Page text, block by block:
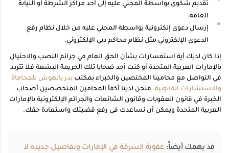
تقديم شكوى بواسطة المجني عليه إلى أحد مراكز الشرطة أو النيابة
العامة.
إرسال دعوى إلكترونية بواسطة المجني عليه من خلال نظام رفع
الدعوى الإلكتروني مثل نظام محاكم دبي الإلكتروني.
إذا كان لديك أية استفسارات بشأن الحق العام في جرائم النصب والاحتيال
بالإمارات العربية المتحدة أو كنت أحد ضحايا تلك الجريمة البشعة فلا تتردد
في التواصل مع محامينا المختصين والخبراء بمكتب بدر بالهوش للمحاماة
والاستشارات القانونية. فنحن لدينا أكفأ المحامين المتخصصين أصحاب
الخبرة في قانون العقوبات وقانون الشائعات والجرائم الإلكترونية بالإمارات
العربية المتحدة ويمكن أن نساعدك في رفع قضيتك واستعادة حقك.
قد يهمك أيضاً: عقوبة السرقة في الإمارات وتفاصيل جديدة لا